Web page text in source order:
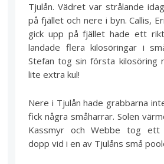
Tjulån. Vädret var strålande
på fjället och nere i byn. Callis,
gick upp på fjället hade ett
landade flera kilosöringar i
Stefan tog sin första kilosöring
lite extra kul!
Nere i Tjulån hade grabbarna
fick några småharrar. Solen
Kassmyr och Webbe tog ett
dopp vid i en av Tjulåns små